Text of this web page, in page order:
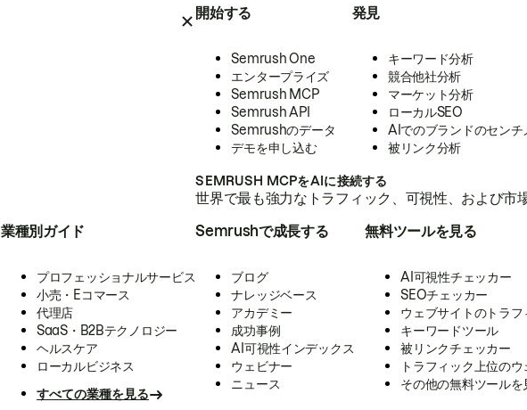
開始する
Semrush One
エンタープライズ
Semrush MCP
Semrush API
Semrushのデータ
デモを申し込む
発見
キーワード分析
競合他社分析
マーケット分析
ローカルSEO
AIでのブランドのセンチ
被リンク分析
SEMRUSH MCPをAIに接続する
世界で最も強力なトラフィック、可視性、および
業種別ガイド
プロフェッショナルサービス
小売・Eコマース
代理店
SaaS・B2Bテクノロジー
ヘルスケア
ローカルビジネス
すべての業種を見る
Semrushで成長する
ブログ
ナレッジベース
アカデミー
成功事例
AI可視性インデックス
ウェビナー
ニュース
無料ツールを見る
AI可視性チェッカー
SEOチェッカー
ウェブサイトのトラ
キーワードツール
被リンクチェッカー
トラフィック上位の
その他の無料ツールを